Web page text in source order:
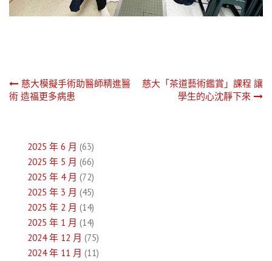
文
覽
慈大模擬手術助醫師精進醫
術 造福更多病患
慈大「茶道藝術鑑賞」課程 讓
學生的心沈靜下來
2025 年 6 月 (63)
2025 年 5 月 (66)
2025 年 4 月 (72)
2025 年 3 月 (45)
2025 年 2 月 (14)
2025 年 1 月 (14)
2024 年 12 月 (75)
2024 年 11 月 (11)